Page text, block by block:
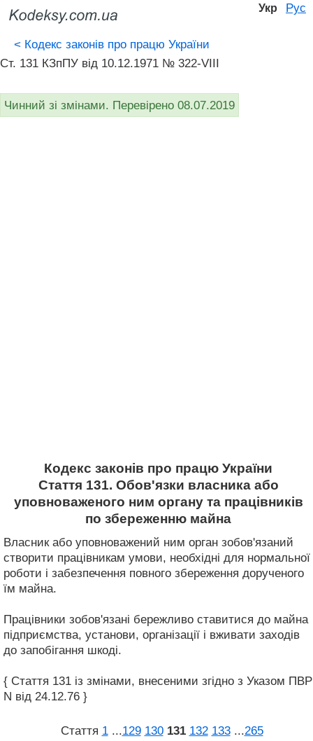
Укр Рус
< Кодекс законів про працю України
Ст. 131 КЗпПУ від 10.12.1971 № 322-VIII
Чинний зі змінами. Перевірено 08.07.2019
Кодекс законів про працю України
Стаття 131. Обов'язки власника або
уповноваженого ним органу та працівників
по збереженню майна
Власник або уповноважений ним орган зобов'язаний
створити працівникам умови, необхідні для нормальної
роботи і забезпечення повного збереження дорученого
їм майна.
Працівники зобов'язані бережливо ставитися до майна
підприємства, установи, організації і вживати заходів
до запобігання шкоді.
{ Стаття 131 із змінами, внесеними згідно з Указом ПВР
N від 24.12.76 }
Стаття 1 ...129 130 131 132 133 ...265